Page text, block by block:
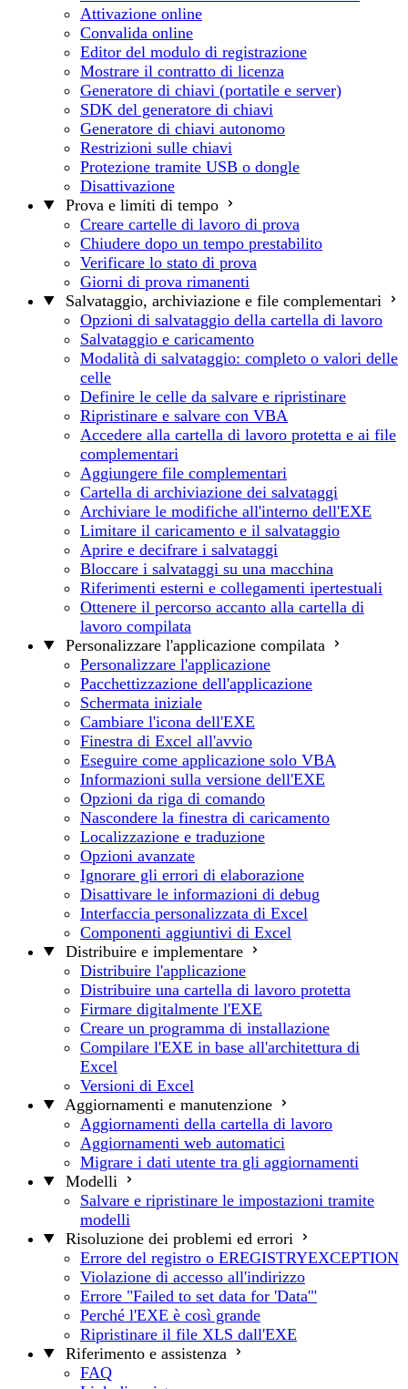
Attivazione online
Convalida online
Editor del modulo di registrazione
Mostrare il contratto di licenza
Generatore di chiavi (portatile e server)
SDK del generatore di chiavi
Generatore di chiavi autonomo
Restrizioni sulle chiavi
Protezione tramite USB o dongle
Disattivazione
Prova e limiti di tempo
Creare cartelle di lavoro di prova
Chiudere dopo un tempo prestabilito
Verificare lo stato di prova
Giorni di prova rimanenti
Salvataggio, archiviazione e file complementari
Opzioni di salvataggio della cartella di lavoro
Salvataggio e caricamento
Modalità di salvataggio: completo o valori delle
celle
Definire le celle da salvare e ripristinare
Ripristinare e salvare con VBA
Accedere alla cartella di lavoro protetta e ai file
complementari
Aggiungere file complementari
Cartella di archiviazione dei salvataggi
Archiviare le modifiche all'interno dell'EXE
Limitare il caricamento e il salvataggio
Aprire e decifrare i salvataggi
Bloccare i salvataggi su una macchina
Riferimenti esterni e collegamenti ipertestuali
Ottenere il percorso accanto alla cartella di
lavoro compilata
Personalizzare l'applicazione compilata
Personalizzare l'applicazione
Pacchettizzazione dell'applicazione
Schermata iniziale
Cambiare l'icona dell'EXE
Finestra di Excel all'avvio
Eseguire come applicazione solo VBA
Informazioni sulla versione dell'EXE
Opzioni da riga di comando
Nascondere la finestra di caricamento
Localizzazione e traduzione
Opzioni avanzate
Ignorare gli errori di elaborazione
Disattivare le informazioni di debug
Interfaccia personalizzata di Excel
Componenti aggiuntivi di Excel
Distribuire e implementare
Distribuire l'applicazione
Distribuire una cartella di lavoro protetta
Firmare digitalmente l'EXE
Creare un programma di installazione
Compilare l'EXE in base all'architettura di
Excel
Versioni di Excel
Aggiornamenti e manutenzione
Aggiornamenti della cartella di lavoro
Aggiornamenti web automatici
Migrare i dati utente tra gli aggiornamenti
Modelli
Salvare e ripristinare le impostazioni tramite
modelli
Risoluzione dei problemi ed errori
Errore del registro o EREGISTRYEXCEPTION
Violazione di accesso all'indirizzo
Errore "Failed to set data for 'Data'"
Perché l'EXE è così grande
Ripristinare il file XLS dall'EXE
Riferimento e assistenza
FAQ